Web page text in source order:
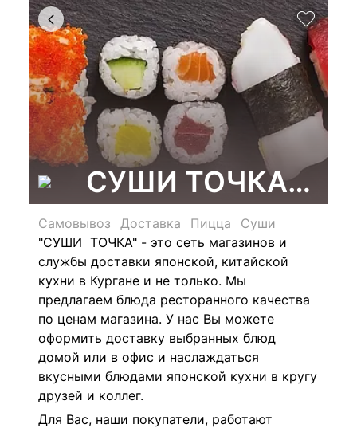
СУШИ ТОЧКА,
Самовывоз Доставка Пицца
Суши
"СУШИ ТОЧКА" - это сеть магазинов и
службы доставки японской, китайской
кухни в Кургане и не только. Мы
предлагаем блюда ресторанного качества
по ценам магазина. У нас Вы можете
оформить доставку выбранных блюд
домой или в офис и наслаждаться
вкусными блюдами японской кухни в кругу
друзей и коллег.
Для Вас, наши покупатели, работают